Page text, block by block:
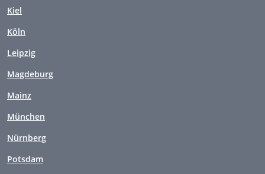
Kiel
Köln
Leipzig
Magdeburg
Mainz
München
Nürnberg
Potsdam